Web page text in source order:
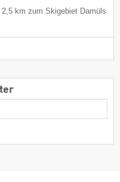
2,5 km zum Skigebiet Damüls